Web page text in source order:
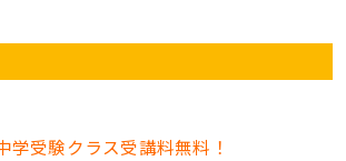
学受験クラス受講料無料！